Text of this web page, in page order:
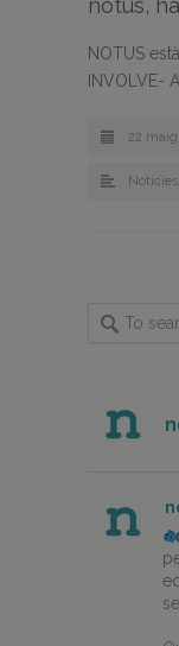
NOTUS
INVOLVE-
22
Noticies